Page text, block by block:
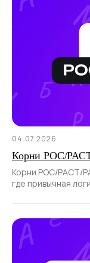
04.07.2026
Корни РОС/
Корни РОС/РАСТ/
где привычная